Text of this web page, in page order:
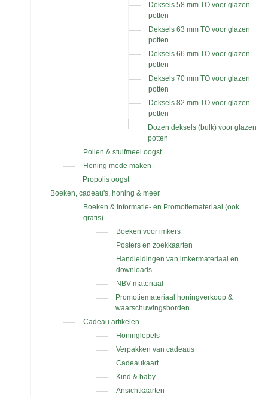
Deksels 58 mm TO voor glazen
potten
Deksels 63 mm TO voor glazen
potten
Deksels 66 mm TO voor glazen
potten
Deksels 70 mm TO voor glazen
potten
Deksels 82 mm TO voor glazen
potten
Dozen deksels (bulk) voor glazen
potten
Pollen & stuifmeel oogst
Honing mede maken
Propolis oogst
Boeken, cadeau's, honing & meer
Boeken & Informatie- en Promotiemateriaal (ook
gratis)
Boeken voor imkers
Posters en zoekkaarten
Handleidingen van imkermateriaal en
downloads
NBV materiaal
Promotiemateriaal honingverkoop &
waarschuwingsborden
Cadeau artikelen
Honinglepels
Verpakken van cadeaus
Cadeaukaart
Kind & baby
Ansichtkaarten